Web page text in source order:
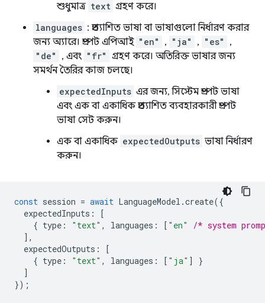
শুধুমাত্র text গ্রহণ করে।
languages : প্রত্যাশিত ভাষা বা ভাষাগুলো নির্ধারণ করার
জন্য অ্যারে। প্রম্পট এপিআই "en" , "ja" , "es" ,
"de" , এবং "fr" গ্রহণ করে। অতিরিক্ত ভাষার জন্য
সমর্থন তৈরির কাজ চলছে।
expectedInputs এর জন্য, সিস্টেম প্রম্পট ভাষা
এবং এক বা একাধিক প্রত্যাশিত ব্যবহারকারী প্রম্পট
ভাষা সেট করুন।
এক বা একাধিক expectedOutputs ভাষা নির্ধারণ
করুন।
const session = await LanguageModel .create({
expectedInputs :
[
{ type : "text" , languages : [ "en"
/* system
],
expectedOutputs :
[
{ type : "text" , languages : [ "ja" ]
}
]
});